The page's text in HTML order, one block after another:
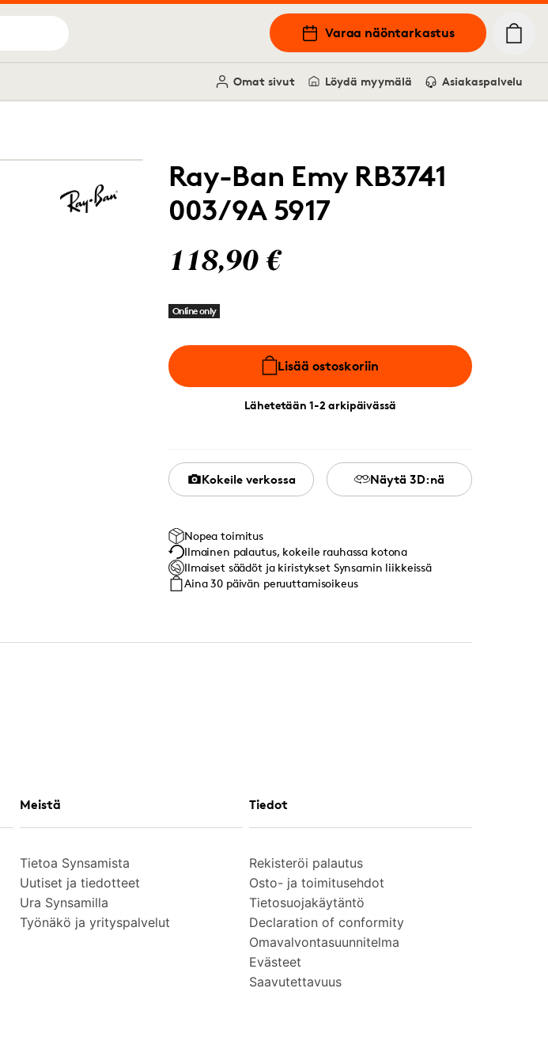
Varaa näöntarkastus
Omat sivut Löydä myymälä Asiakaspalvelu
Ray-Ban Emy RB3741
003/9A 5917
118,90 €
Online only
Lisää ostoskoriin
Lähetetään 1-2 arkipäivässä
Kokeile verkossa Näytä 3D:nä
Nopea toimitus
Ilmainen palautus, kokeile rauhassa kotona
Ilmaiset säädöt ja kiristykset Synsamin liikkeissä
Aina 30 päivän peruuttamisoikeus
Meistä
Tietoa Synsamista
Uutiset ja tiedotteet
Ura Synsamilla
Työnäkö ja yrityspalvelut
Tiedot
Rekisteröi palautus
Osto- ja toimitusehdot
Tietosuojakäytäntö
Declaration of conformity
Omavalvontasuunnitelma
Evästeet
Saavutettavuus